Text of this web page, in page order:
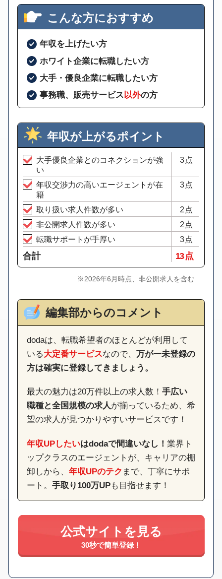
こんな方におすすめ
年収を上げたい方
ホワイト企業に転職したい方
大手・優良企業に転職したい方
事務職、販売サービス以外の方
年収が上がるポイント
大手優良企業とのコネクションが強
い
3点
年収交渉力の高いエージェントが在
籍
3点
取り扱い求人件数が多い
2点
非公開求人件数が多い
2点
転職サポートが手厚い
3点
合計 13 点
※2026年6月時点、非公開求人を含む
編集部からのコメント
dodaは、転職希望者のほとんどが利用して
いる大定番サービスなので、 万が一未登録の
方は確実に登録してきましょう。
最大の魅力は20万件以上の求人数！ 手広い
職種と全国規模の求人が揃っているため、希
望の求人が見つかりやすいサービスです！
年収UPしたいはdodaで間違いなし！ 業界ト
ップクラスのエージェントが、キャリアの棚
卸しから、 年収UPのテク まで、丁寧にサポ
ート。 手取り100万UPも目指せます！
公式サイトを見る
30秒で簡単登録！